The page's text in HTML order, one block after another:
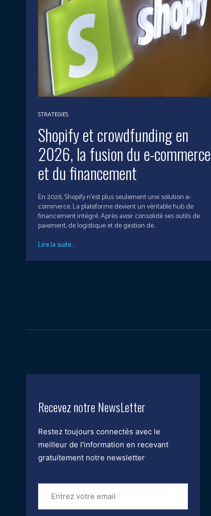
STRATEGIES
Shopify et crowdfunding en
2026, la fusion du e-commerce
et du financement
En 2026, Shopify n’est plus seulement une solution e-
commerce. La plateforme devient un véritable hub de
financement intégré. Après avoir consolidé ses outils de
paiement, de logistique et de gestion de...
Lire la suite...
Recevez notre NewsLetter
Restez toujours connectés avec le
meilleur de l'information en recevant
gratuitement notre newsletter
Entrez
votre
email